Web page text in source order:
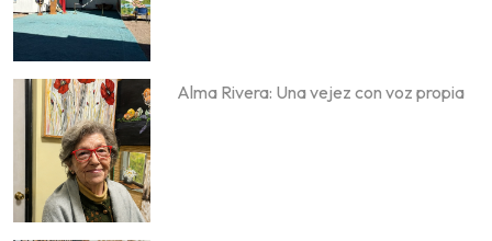
Alma Rivera: Una vejez con voz propia